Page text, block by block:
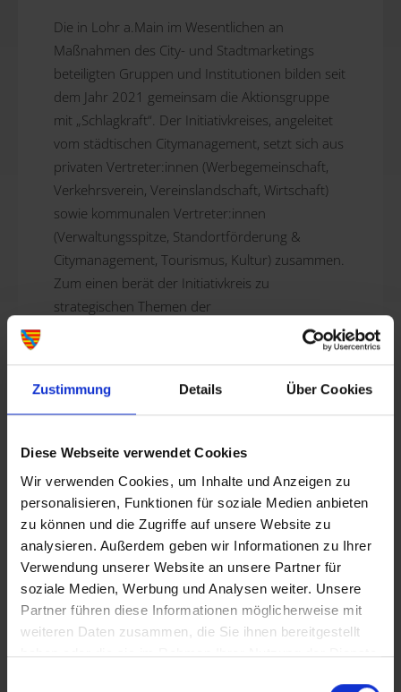
Zustimmung Details Über Cookies
Diese Webseite verwendet Cookies
Wir verwenden Cookies, um Inhalte und Anzeigen zu
personalisieren, Funktionen für soziale Medien anbieten
zu können und die Zugriffe auf unsere Website zu
analysieren. Außerdem geben wir Informationen zu Ihrer
Verwendung unserer Website an unsere Partner für
soziale Medien, Werbung und Analysen weiter. Unsere
Partner führen diese Informationen möglicherweise mit
weiteren Daten zusammen, die Sie ihnen bereitgestellt
haben oder die sie im Rahmen Ihrer Nutzung der Dienste
Die in Lohr a.Main im Wesentlichen an
Maßnahmen des City- und Stadtmarketings
beteiligten Gruppen und Institutionen bilden seit
dem Jahr 2021 gemeinsam die Aktionsgruppe
mit „Schlagkraft“. Der Initiativkreises, angeleitet
vom städtischen Citymanagement, setzt sich aus
privaten Vertreter:innen (Werbegemeinschaft,
Verkehrsverein, Vereinslandschaft, Wirtschaft)
sowie kommunalen Vertreter:innen
(Verwaltungsspitze, Standortförderung &
Citymanagement, Tourismus, Kultur) zusammen.
Zum einen berät der Initiativkreis zu
strategischen Themen der
Innenstadtentwicklung und -belebung. Zum
Projektgruppen um. Weitere Informationen
www.lohr.de/citymanagement.